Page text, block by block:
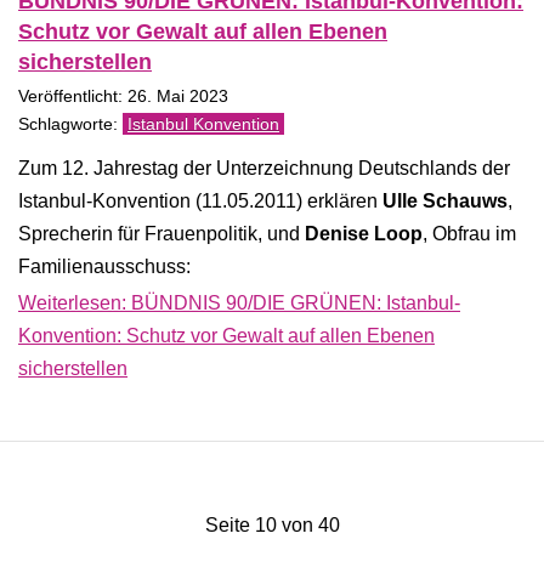
Schutz vor Gewalt auf allen Ebenen
sicherstellen
Veröffentlicht: 26. Mai 2023
Istanbul Konvention
Zum 12. Jahrestag der Unterzeichnung Deutschlands der
Istanbul-Konvention (11.05.2011) erklären Ulle Schauws,
Sprecherin für Frauenpolitik, und Denise Loop, Obfrau im
Familienausschuss:
Weiterlesen: BÜNDNIS 90/DIE GRÜNEN: Istanbul-
Konvention: Schutz vor Gewalt auf allen Ebenen
sicherstellen
Seite 10 von 40